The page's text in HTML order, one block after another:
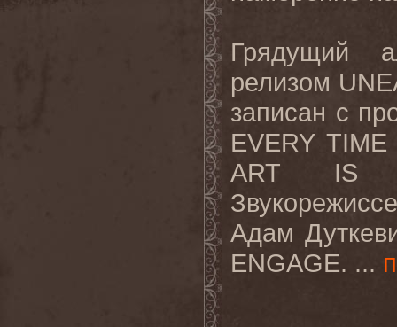
Грядущий
релизом
записан с
EVERY
ART IS
Адам
ENGAGE. ...